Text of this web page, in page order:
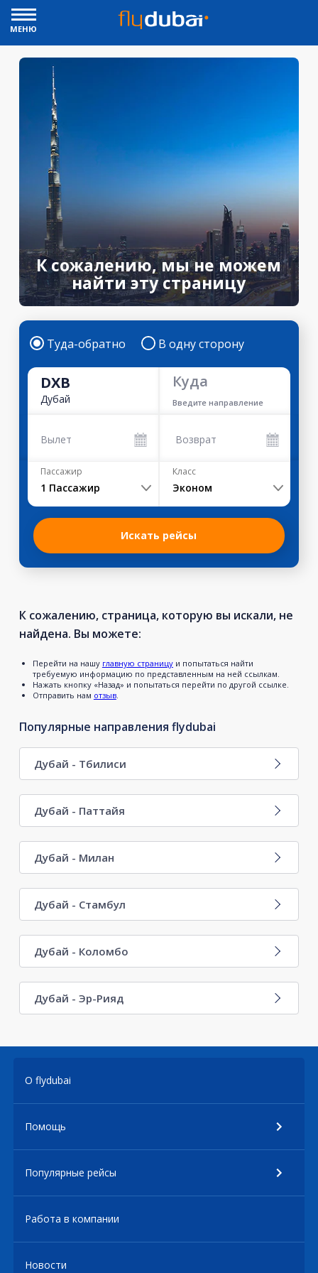
МЕНЮ
К сожалению, мы не можем
найти эту страницу
Туда-обратно В одну сторону
DXB
Дубай
Куда
Введите направление
Вылет Возврат
Пассажир
1 Пассажир
Класс
Эконом
Искать рейсы
К сожалению, страница, которую вы искали, не
найдена. Вы можете:
Перейти на нашу главную страницуи попытаться найти
требуемую информацию по представленным на ней ссылкам.
Нажать кнопку «Назад» и попытаться перейти по другой ссылке.
Отправить нам отзыв.
Популярные направления flydubai
Дубай - Тбилиси
Дубай - Паттайя
Дубай - Милан
Дубай - Стамбул
Дубай - Коломбо
Дубай - Эр-Рияд
О flydubai
Помощь
Популярные рейсы
Работа в компании
Новости